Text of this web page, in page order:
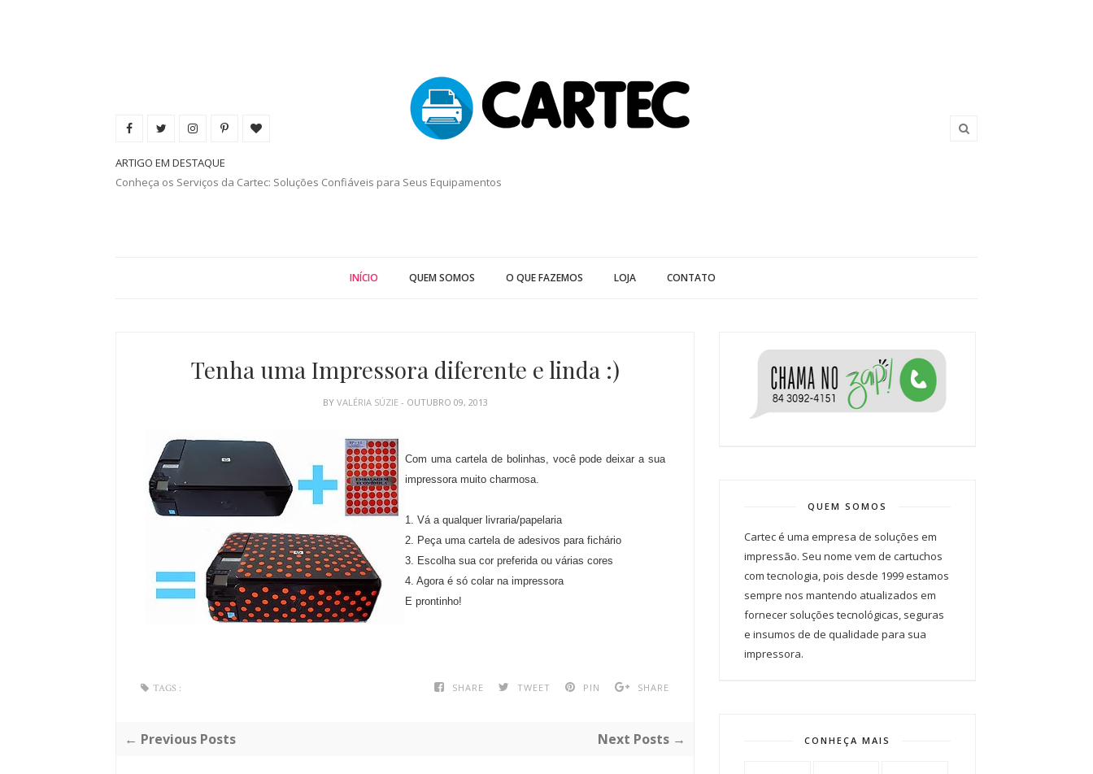
ARTIGO EM DESTAQUE
Conheça os Serviços da Cartec: Soluções Confiáveis para Seus Equipamentos
INÍCIO QUEM SOMOS O QUE FAZEMOS LOJA CONTATO
Tenha uma Impressora diferente e linda :)
BY VALÉRIA SÚZIE - OUTUBRO 09, 2013
Com uma cartela de bolinhas, você pode deixar a sua
impressora muito charmosa.
1. Vá a qualquer livraria/papelaria
2. Peça uma cartela de adesivos para fichário
3. Escolha sua cor preferida ou várias cores
4. Agora é só colar na impressora
E prontinho!
SHARE TWEET PIN SHARE
TAGS :
← Previous Posts Next Posts →
QUEM SOMOS
Cartec é uma empresa de soluções em
impressão. Seu nome vem de cartuchos
com tecnologia, pois desde 1999 estamos
sempre nos mantendo atualizados em
fornecer soluções tecnológicas, seguras
e insumos de de qualidade para sua
impressora.
CONHEÇA MAIS